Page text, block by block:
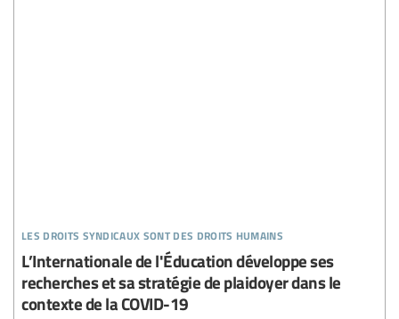
les droits syndicaux sont des droits humains
L’Internationale de l'Éducation développe ses
recherches et sa stratégie de plaidoyer dans le
contexte de la COVID-19